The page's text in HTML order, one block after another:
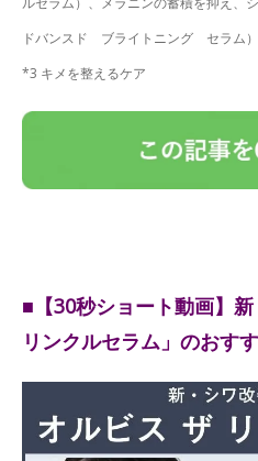
ドバンスド ブライトニング セラム）
*3 キメを整えるケア
■【30秒ショート動画】
リンクルセラム」のおす